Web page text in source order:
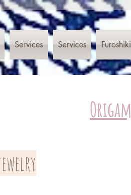
Services Services